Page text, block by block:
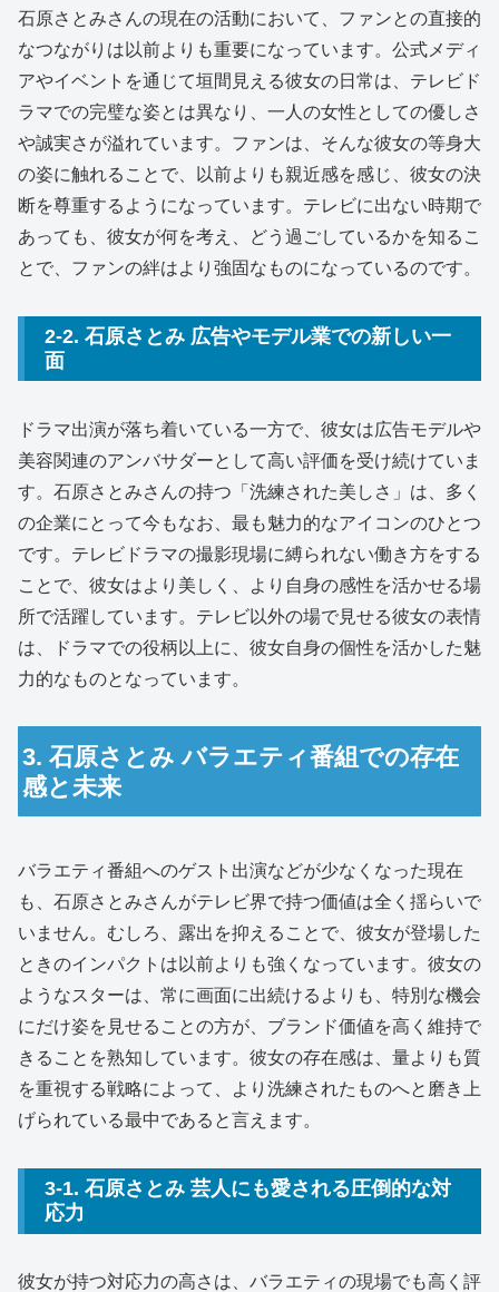
石原さとみさんの現在の活動において、ファンとの直接的
なつながりは以前よりも重要になっています。公式メディ
アやイベントを通じて垣間見える彼女の日常は、テレビド
ラマでの完璧な姿とは異なり、一人の女性としての優しさ
や誠実さが溢れています。ファンは、そんな彼女の等身大
の姿に触れることで、以前よりも親近感を感じ、彼女の決
断を尊重するようになっています。テレビに出ない時期で
あっても、彼女が何を考え、どう過ごしているかを知るこ
とで、ファンの絆はより強固なものになっているのです。
2-2. 石原さとみ 広告やモデル業での新しい一
面
ドラマ出演が落ち着いている一方で、彼女は広告モデルや
美容関連のアンバサダーとして高い評価を受け続けていま
す。石原さとみさんの持つ「洗練された美しさ」は、多く
の企業にとって今もなお、最も魅力的なアイコンのひとつ
です。テレビドラマの撮影現場に縛られない働き方をする
ことで、彼女はより美しく、より自身の感性を活かせる場
所で活躍しています。テレビ以外の場で見せる彼女の表情
は、ドラマでの役柄以上に、彼女自身の個性を活かした魅
力的なものとなっています。
3. 石原さとみ バラエティ番組での存在
感と未来
バラエティ番組へのゲスト出演などが少なくなった現在
も、石原さとみさんがテレビ界で持つ価値は全く揺らいで
いません。むしろ、露出を抑えることで、彼女が登場した
ときのインパクトは以前よりも強くなっています。彼女の
ようなスターは、常に画面に出続けるよりも、特別な機会
にだけ姿を見せることの方が、ブランド価値を高く維持で
きることを熟知しています。彼女の存在感は、量よりも質
を重視する戦略によって、より洗練されたものへと磨き上
げられている最中であると言えます。
3-1. 石原さとみ 芸人にも愛される圧倒的な対
応力
彼女が持つ対応力の高さは、バラエティの現場でも高く評